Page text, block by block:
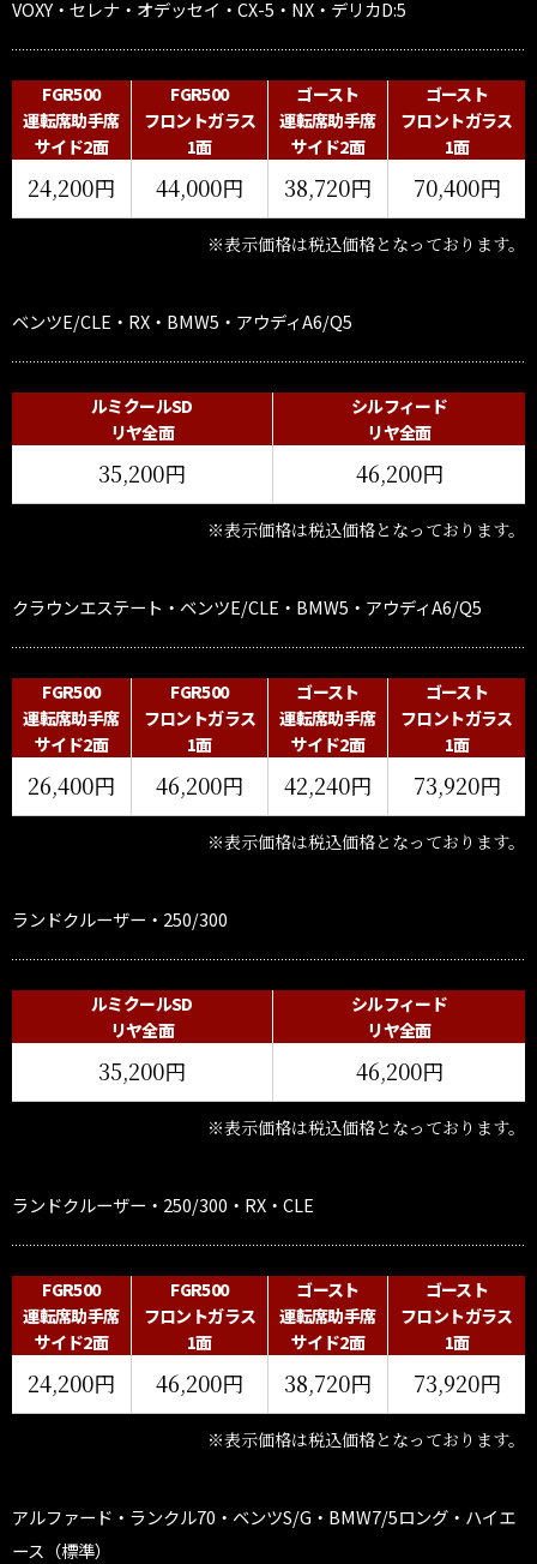
VOXY・セレナ・オデッセイ・CX-5・NX・デリカD:5
FGR500
運転席助手席
サイド2面
FGR500
フロントガラス
1面
ゴースト
運転席助手席
サイド2面
ゴースト
フロントガラス
1面
24,200円 44,000円 38,720円 70,400円
※表示価格は税込価格となっております。
ベンツE/CLE・RX・BMW5・アウディA6/Q5
ルミクールSD
リヤ全面
シルフィード
リヤ全面
35,200円 46,200円
※表示価格は税込価格となっております。
クラウンエステート・ベンツE/CLE・BMW5・アウディA6/Q5
FGR500
運転席助手席
サイド2面
FGR500
フロントガラス
1面
ゴースト
運転席助手席
サイド2面
ゴースト
フロントガラス
1面
26,400円 46,200円 42,240円 73,920円
※表示価格は税込価格となっております。
ランドクルーザー・250/300
ルミクールSD
リヤ全面
シルフィード
リヤ全面
35,200円 46,200円
※表示価格は税込価格となっております。
ランドクルーザー・250/300・RX・CLE
FGR500
運転席助手席
サイド2面
FGR500
フロントガラス
1面
ゴースト
運転席助手席
サイド2面
ゴースト
フロントガラス
1面
24,200円 46,200円 38,720円 73,920円
※表示価格は税込価格となっております。
アルファード・ランクル70・ベンツS/G・BMW7/5ロング・ハイエ
ース（標準）